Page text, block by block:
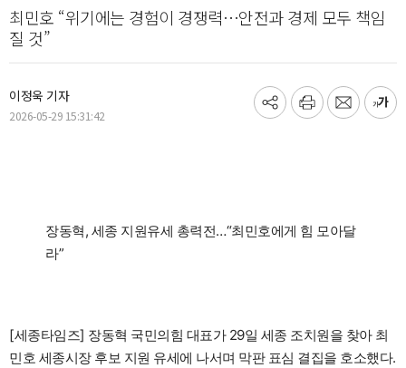
최민호 “위기에는 경험이 경쟁력…안전과 경제 모두 책임
질 것”
이정욱 기자
2026-05-29 15:31:42
기
프
메
글
장동혁, 세종 지원유세 총력전…“최민호에게 힘 모아달
라”
[세종타임즈] 장동혁 국민의힘 대표가 29일 세종 조치원을 찾아 최
민호 세종시장 후보 지원 유세에 나서며 막판 표심 결집을 호소했다.